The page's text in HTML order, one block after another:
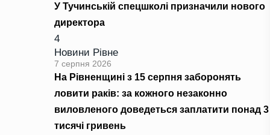
У Тучинській спецшколі призначили нового
директора
4
Новини Рівне
7 серпня 2026
На Рівненщині з 15 серпня заборонять
ловити раків: за кожного незаконно
виловленого доведеться заплатити понад 3
тисячі гривень